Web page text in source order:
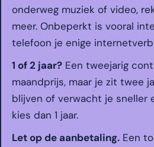
onderweg muziek of video,
meer. Onbeperkt is vooral
telefoon je enige
1 of 2 jaar? Een tweejarig
maandprijs, maar je zit twee
blijven of verwacht je sneller
kies dan 1 jaar.
Let op de aanbetaling. Een